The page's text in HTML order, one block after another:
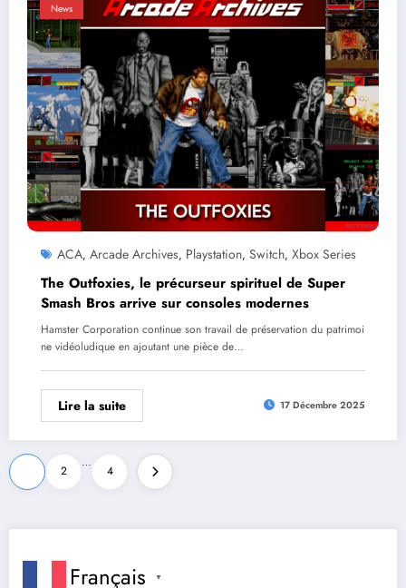
News
ACA, Arcade Archives, Playstation, Switch, Xbox Series
The Outfoxies, le précurseur spirituel de Super
Smash Bros arrive sur consoles modernes
Hamster Corporation continue son travail de préservation du patrimoi
ne vidéoludique en ajoutant une pièce de…
Lire la suite 17 Décembre 2025
Pagination
des
publications
2
…
4
Français ▼